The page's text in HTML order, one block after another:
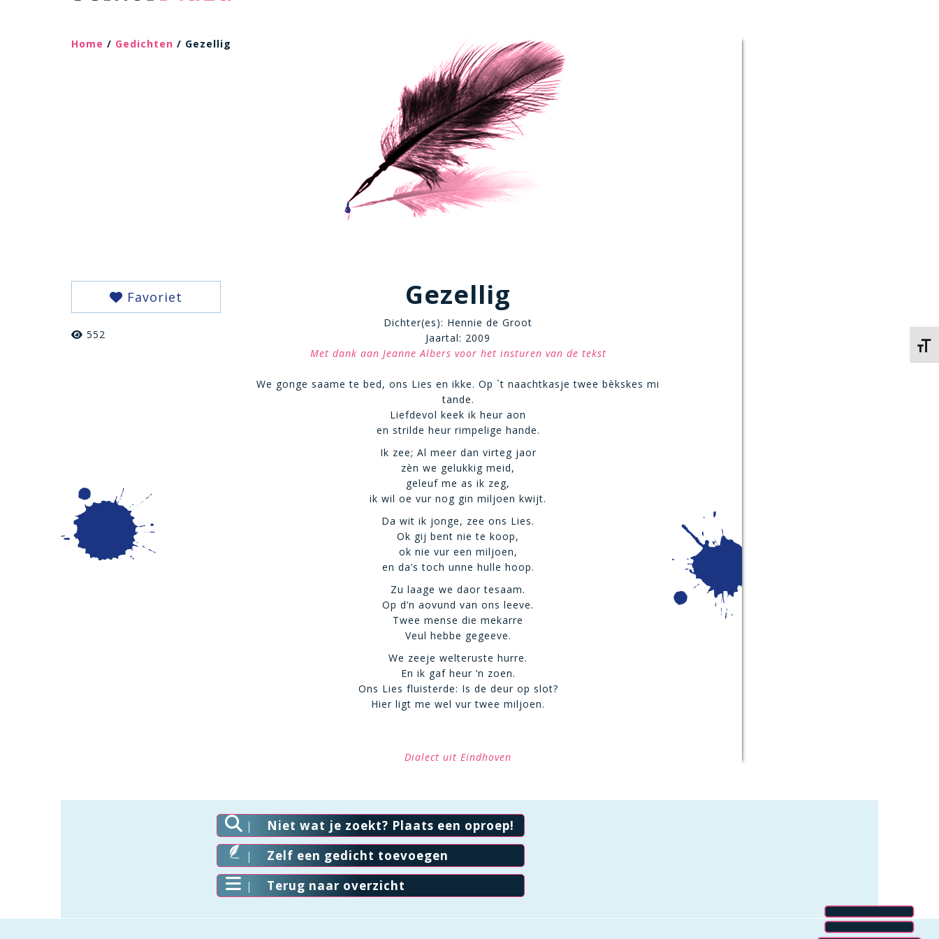
Home / Gedichten / Gezellig
Favoriet
552
Gezellig
Dichter(es): Hennie de Groot
Jaartal: 2009
Met dank aan Jeanne Albers voor het insturen van de tekst
We gonge saame te bed, ons Lies en ikke. Op `t naachtkasje twee bèkskes mi
tande.
Liefdevol keek ik heur aon
en strilde heur rimpelige hande.
Ik zee; Al meer dan virteg jaor
zèn we gelukkig meid,
geleuf me as ik zeg,
ik wil oe vur nog gin miljoen kwijt.
Da wit ik jonge, zee ons Lies.
Ok gij bent nie te koop,
ok nie vur een miljoen,
en da’s toch unne hulle hoop.
Zu laage we daor tesaam.
Op d’n aovund van ons leeve.
Twee mense die mekarre
Veul hebbe gegeeve.
We zeeje welteruste hurre.
En ik gaf heur ’n zoen.
Ons Lies fluisterde: Is de deur op slot?
Hier ligt me wel vur twee miljoen.
Dialect uit Eindhoven
Niet wat je zoekt? Plaats een oproep!
Zelf een gedicht toevoegen
Terug naar overzicht